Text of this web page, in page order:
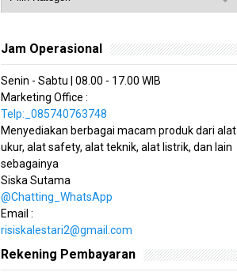
Jam Operasional
Senin - Sabtu | 08.00 - 17.00 WIB
Marketing Office :
Telp:_085740763748
Menyediakan berbagai macam produk dari alat
ukur, alat safety, alat teknik, alat listrik, dan lain
sebagainya
Siska Sutama
@Chatting_WhatsApp
Email :
risiskalestari2@gmail.com
Rekening Pembayaran